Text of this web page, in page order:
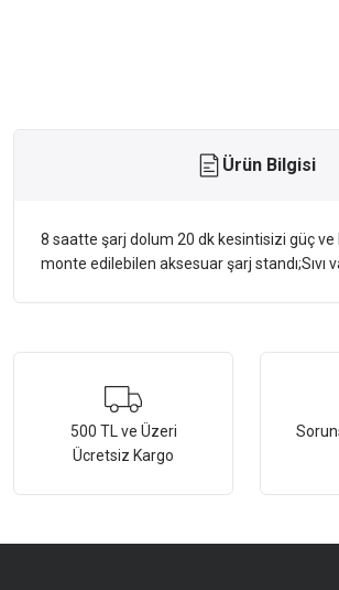
Ürün Bilgisi
8 saatte şarj dolum 20 dk kesintisizi güç ve
monte edilebilen aksesuar şarj standı;Sıvı
Ürün resmi kalitesiz, bozuk veya
Ürün açıklamasında eksik bilgiler bulunuyor.
Ürün bilgilerinde hatalar bulunuyor.
500 TL ve Üzeri
Ücretsiz Kargo